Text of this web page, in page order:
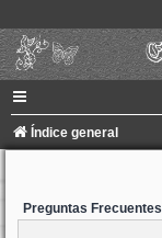
Índice general
Preguntas Frecuentes